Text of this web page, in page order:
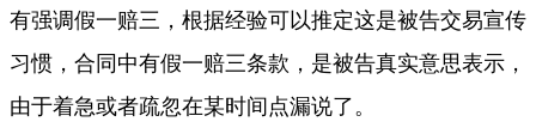
有强调假一赔三，根据经验可以推定这是被告交易宣传
习惯，合同中有假一赔三条款，是被告真实意思表示，
由于着急或者疏忽在某时间点漏说了。